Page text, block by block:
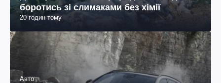
боротись зі слимаками без хімії
20 годин тому
Авто